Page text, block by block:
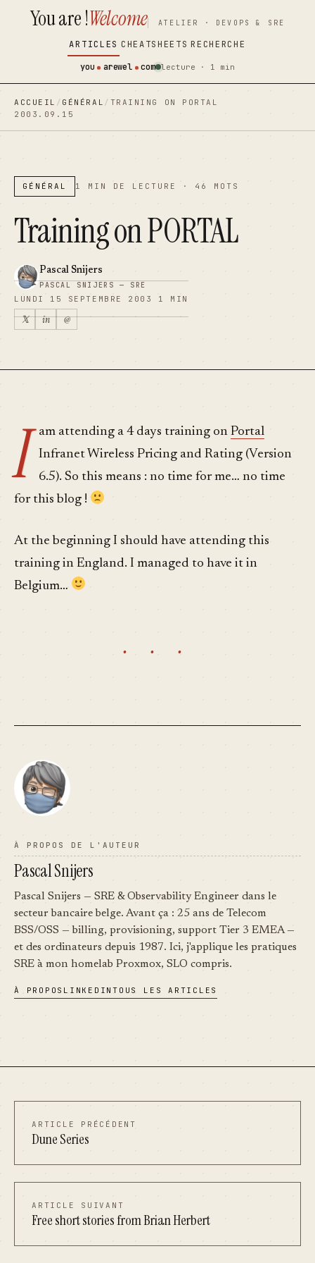
contenu
principal
contenu
principal
You are !Welcome ATELIER · DEVOPS & SRE
ARTICLES CHEATSHEETS RECHERCHE
you
arewel com lecture · 1 min
ACCUEIL / GÉNÉRAL / TRAINING ON PORTAL
2003.09.15
GÉNÉRAL 1 MIN DE LECTURE · 46 MOTS
Training on PORTAL
Pascal Snijers
PASCAL SNIJERS — SRE
LUNDI 15 SEPTEMBRE 2003 1 MIN
𝕏 in @
I am attending a 4 days training onPortal
Infranet Wireless Pricing and Rating (Version
6.5). So this means : no time for me… no time
for this blog !
At the beginning I should have attending this
training in England. I managed to have it in
Belgium…
· · ·
À PROPOS DE L'AUTEUR
Pascal Snijers
Pascal Snijers — SRE & Observability Engineer dans le
secteur bancaire belge. Avant ça : 25 ans de Telecom
BSS/OSS — billing, provisioning, support Tier 3 EMEA —
et des ordinateurs depuis 1987. Ici, j'applique les pratiques
SRE à mon homelab Proxmox, SLO compris.
À PROPOS LINKEDINTOUS LES ARTICLES
ARTICLE PRÉCÉDENT
Dune Series
ARTICLE SUIVANT
Free short stories from Brian Herbert